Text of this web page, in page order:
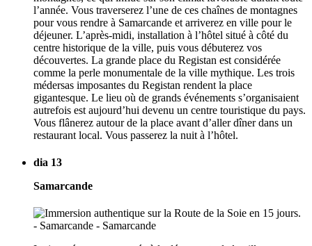
l’année. Vous traverserez l’une de ces chaînes de montagnes
pour vous rendre à Samarcande et arriverez en ville pour le
déjeuner. L’après-midi, installation à l’hôtel situé à côté du
centre historique de la ville, puis vous débuterez vos
découvertes. La grande place du Registan est considérée
comme la perle monumentale de la ville mythique. Les trois
médersas imposantes du Registan rendent la place
gigantesque. Le lieu où de grands événements s’organisaient
autrefois est aujourd’hui devenu un centre touristique du pays.
Vous flânerez autour de la place avant d’aller dîner dans un
restaurant local. Vous passerez la nuit à l’hôtel.
dia 13
Samarcande